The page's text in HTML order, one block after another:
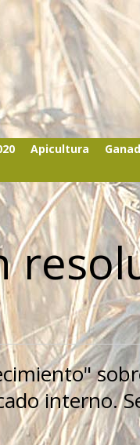
Apicultura
interno.